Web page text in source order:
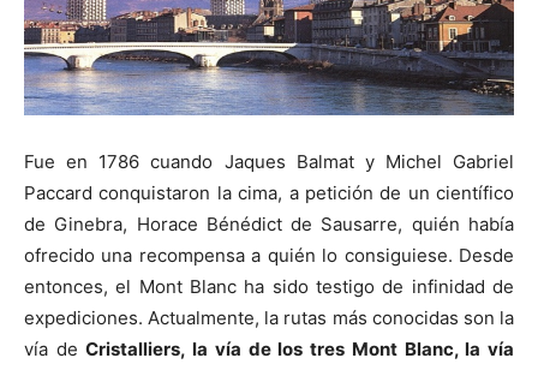
Fue en 1786 cuando Jaques Balmat y Michel Gabriel
Paccard conquistaron la cima, a petición de un científico
de Ginebra, Horace Bénédict de Sausarre, quién había
ofrecido una recompensa a quién lo consiguiese. Desde
entonces, el Mont Blanc ha sido testigo de infinidad de
expediciones. Actualmente, la rutas más conocidas son la
vía deCristalliers, la vía de los tres Mont Blanc, la vía